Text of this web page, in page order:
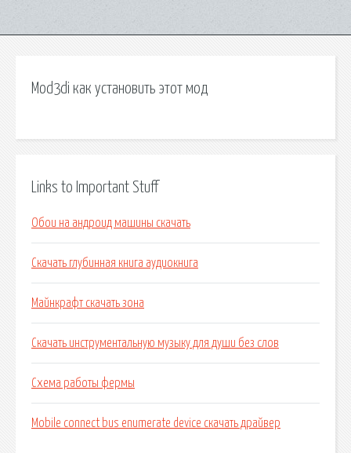
Mod3di как установить этот мод
Links to Important Stuff
Обои на андроид машины скачать
Скачать глубинная книга аудиокнига
Майнкрафт скачать зона
Скачать инструментальную музыку для души без слов
Схема работы фермы
Mobile connect bus enumerate device скачать драйвер